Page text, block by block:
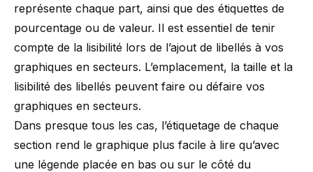
représente chaque part, ainsi que des étiquettes de
pourcentage ou de valeur. Il est essentiel de tenir
compte de la lisibilité lors de l’ajout de libellés à vos
graphiques en secteurs. L’emplacement, la taille et la
lisibilité des libellés peuvent faire ou défaire vos
graphiques en secteurs.
Dans presque tous les cas, l’étiquetage de chaque
section rend le graphique plus facile à lire qu’avec
une légende placée en bas ou sur le côté du